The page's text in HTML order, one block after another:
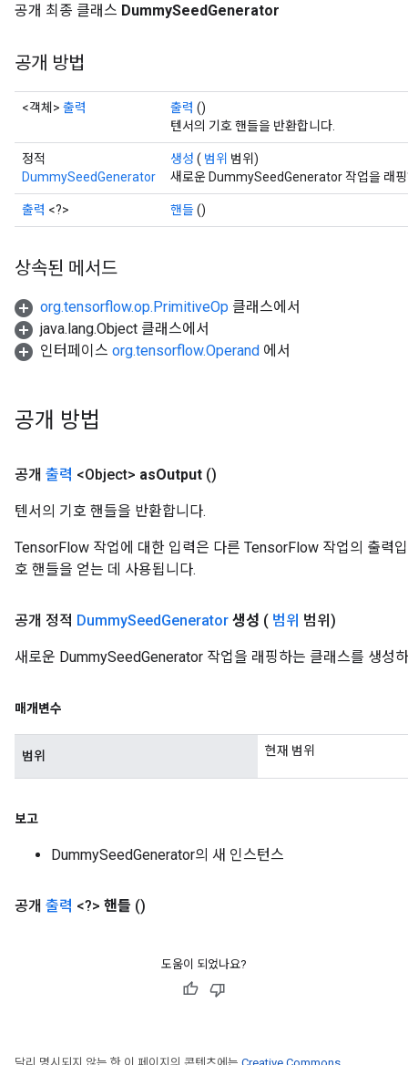
공개 최종 클래스 DummySeedGenerator
공개 방법
<객체> 출력 출력 ()
텐서의 기호 핸들을 반환합니다.
정적
DummySeedGenerator
생성 ( 범위 범위)
새로운 DummySeedGenerator 작업을 래
출력 <?> 핸들()
상속된 메서드
org.tensorflow.op.PrimitiveOp 클래스에서
java.lang.Object 클래스에서
인터페이스 org.tensorflow.Operand 에서
공개 방법
공개 출력 <Object> asOutput ()
텐서의 기호 핸들을 반환합니다.
TensorFlow 작업에 대한 입력은 다른 TensorFlow 작업의 출력
호 핸들을 얻는 데 사용됩니다.
공개 정적 DummySeedGenerator 생성 ( 범위 범위)
새로운 DummySeedGenerator 작업을 래핑하는 클래스를 생성
매개변수
범위 현재 범위
보고
DummySeedGenerator의 새 인스턴스
공개 출력 <?> 핸들 ()
도움이 되었나요?